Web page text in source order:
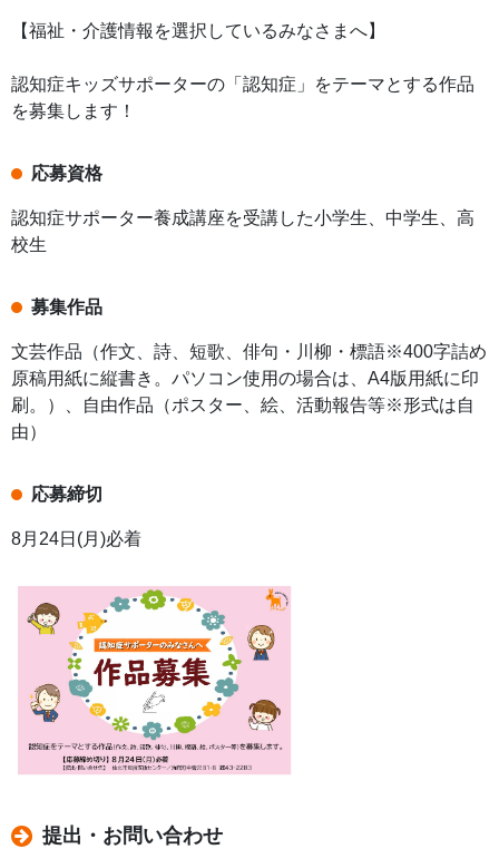
【福祉・介護情報を選択しているみなさまへ】
認知症キッズサポーターの「認知症」をテーマとする作品
を募集します！
応募資格
認知症サポーター養成講座を受講した小学生、中学生、高
校生
募集作品
文芸作品（作文、詩、短歌、俳句・川柳・標語※400字詰め
原稿用紙に縦書き。パソコン使用の場合は、A4版用紙に印
刷。）、自由作品（ポスター、絵、活動報告等※形式は自
由）
応募締切
8月24日(月)必着
提出・お問い合わせ